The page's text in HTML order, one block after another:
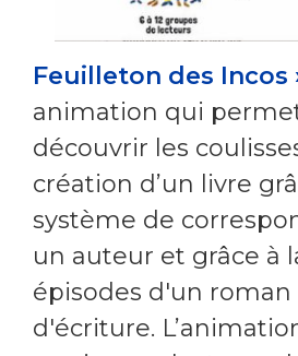
Feuilleton des Incos
animation qui
découvrir les
création d’un livre
système de
un auteur et grâce à
épisodes d'un roman
d'écriture.